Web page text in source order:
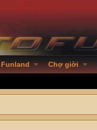
Funland Chợ giời